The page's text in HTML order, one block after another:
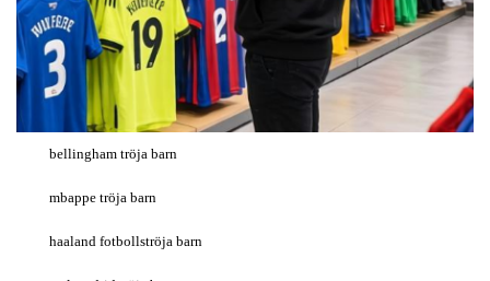
bellingham tröja barn
mbappe tröja barn
haaland fotbollströja barn